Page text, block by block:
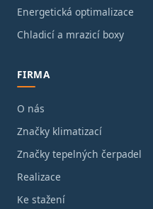
Energetická optimalizace
Chladicí a mrazicí boxy
FIRMA
O nás
Značky klimatizací
Značky tepelných čerpadel
Realizace
Ke stažení